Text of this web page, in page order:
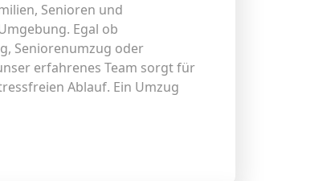
Senioren und
Egal ob
Seniorenumzug oder
erfahrenes Team sorgt für
Ablauf. Ein Umzug